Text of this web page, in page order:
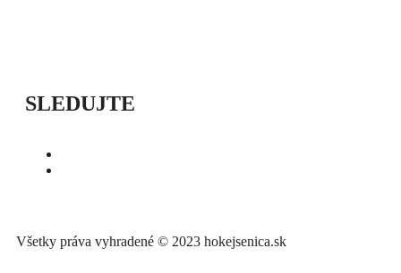
SLEDUJTE
Všetky práva vyhradené © 2023 hokejsenica.sk